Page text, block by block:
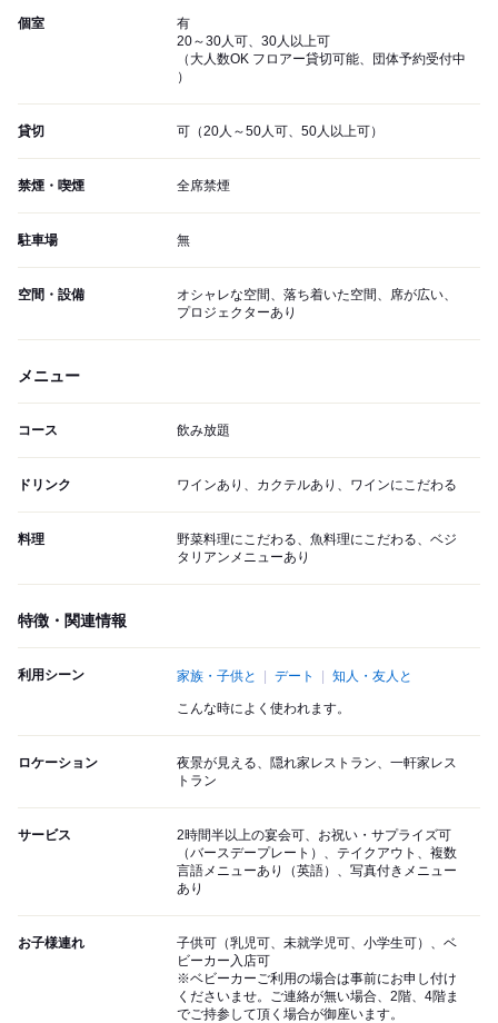
個室
有
20～30人可、30人以上可
（大人数OK フロアー貸切可能、団体予約受付中
）
貸切 可（20人～50人可、50人以上可）
禁煙・喫煙 全席禁煙
駐車場 無
空間・設備
オシャレな空間、落ち着いた空間、席が広い、
プロジェクターあり
メニュー
コース 飲み放題
ドリンク ワインあり、カクテルあり、ワインにこだわる
料理
野菜料理にこだわる、魚料理にこだわる、ベジ
タリアンメニューあり
特徴・関連情報
利用シーン 家族・子供と デート 知人・友人と
こんな時によく使われます。
ロケーション
夜景が見える、隠れ家レストラン、一軒家レス
トラン
サービス
2時間半以上の宴会可、お祝い・サプライズ可
（バースデープレート）、テイクアウト、複数
言語メニューあり（英語）、写真付きメニュー
あり
お子様連れ
子供可（乳児可、未就学児可、小学生可）、ベ
ビーカー入店可
※ベビーカーご利用の場合は事前にお申し付け
くださいませ。ご連絡が無い場合、2階、4階ま
でご持参して頂く場合が御座います。